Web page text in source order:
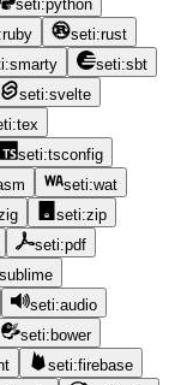
seti:python
seti:rust
seti:sbt
seti:svelte
seti:tsconfig
seti:wat
seti:zip
seti:pdf
seti:audio
seti:bower
seti:firebase